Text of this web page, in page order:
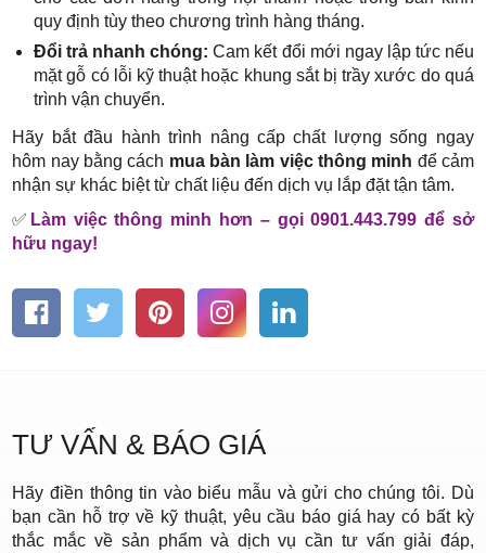
quy định tùy theo chương trình hàng tháng.
Đổi trả nhanh chóng: Cam kết đổi mới ngay lập tức nếu
mặt gỗ có lỗi kỹ thuật hoặc khung sắt bị trầy xước do quá
trình vận chuyển.
Hãy bắt đầu hành trình nâng cấp chất lượng sống ngay
hôm nay bằng cách mua bàn làm việc thông minh để cảm
nhận sự khác biệt từ chất liệu đến dịch vụ lắp đặt tận tâm.
✅ Làm việc thông minh hơn – gọi 0901.443.799 để sở
hữu ngay!
TƯ VẤN & BÁO GIÁ
Hãy điền thông tin vào biểu mẫu và gửi cho chúng tôi. Dù
bạn cần hỗ trợ về kỹ thuật, yêu cầu báo giá hay có bất kỳ
thắc mắc về sản phẩm và dịch vụ cần tư vấn giải đáp,